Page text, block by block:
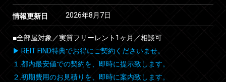
情報更新日 2026年8月7日
■全部屋対象／実質フリーレント1ヶ月／相談可
▶ REIT FIND特典でお得にご契約くださいませ。
１.都内最安値での契約を、即時に提示致します。
２.初期費用のお見積りを、即時に案内致します。